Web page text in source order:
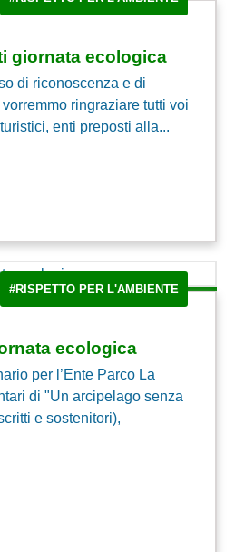
giornata ecologica
di riconoscenza e di
ringraziare tutti voi
enti preposti alla...
#RISPETTO PER L'AMBIENTE
ecologica
per l’Ente Parco La
di "Un arcipelago senza
e sostenitori),